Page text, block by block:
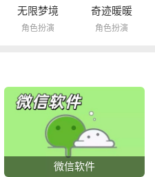
无限梦境
角色扮演
奇迹暖暖
角色扮演
微信软件